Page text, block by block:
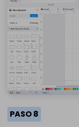
PASO 8